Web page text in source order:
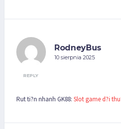
RodneyBus
10 sierpnia 2025
REPLY
Rut ti?n nhanh GK88: Slot game d?i